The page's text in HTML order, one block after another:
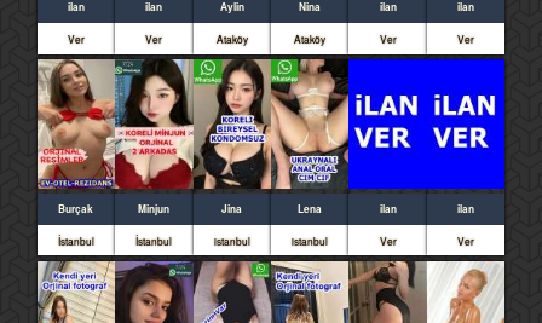
ilan
Ver
ilan
Ver
Aylin
Ataköy
Nina
Ataköy
ilan
Ver
ilan
Ver
Burçak
İstanbul
Minjun
İstanbul
Jina
istanbul
Lena
istanbul
ilan
Ver
ilan
Ver